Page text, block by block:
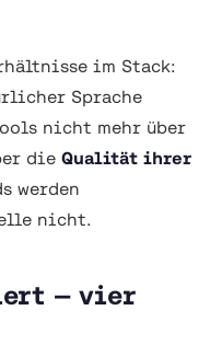
im Stack:
Sprache
nicht mehr über
die Qualität ihrer
werden
nicht.
— vier